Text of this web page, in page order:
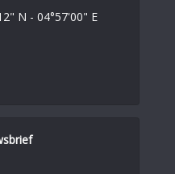
N - 04°57'00" E